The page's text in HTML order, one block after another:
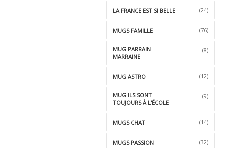
LA FRANCE EST SI BELLE (24)
MUGS FAMILLE (76)
MUG PARRAIN
MARRAINE
(8)
MUG ASTRO (12)
MUG ILS SONT
TOUJOURS À L'ÉCOLE
(9)
MUGS CHAT (14)
MUGS PASSION (32)